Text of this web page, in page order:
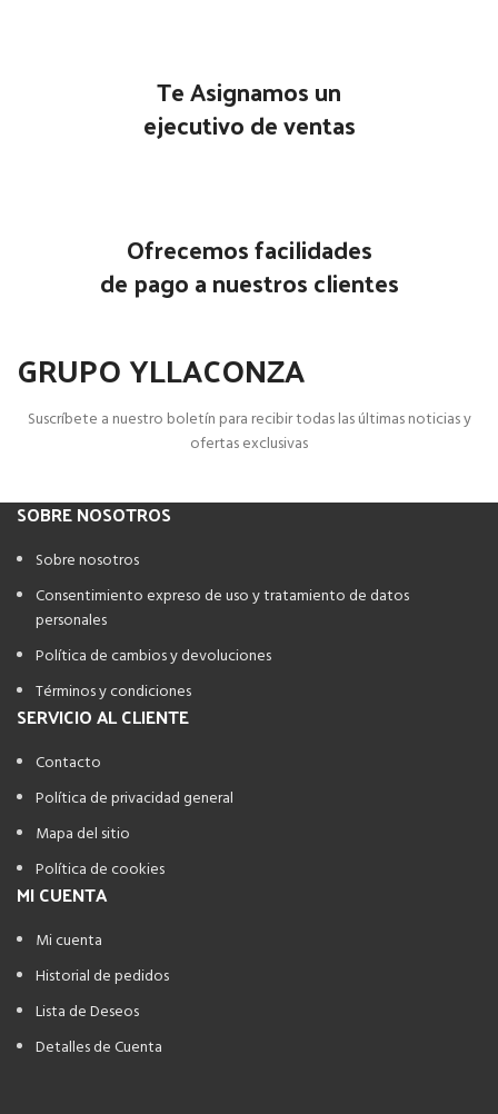
Te Asignamos un
ejecutivo de ventas
Ofrecemos facilidades
de pago a nuestros clientes
GRUPO YLLACONZA
Suscríbete a nuestro boletín para recibir todas las últimas noticias y
ofertas exclusivas
SOBRE NOSOTROS
Sobre nosotros
Consentimiento expreso de uso y tratamiento de datos
personales
Política de cambios y devoluciones
Términos y condiciones
SERVICIO AL CLIENTE
Contacto
Política de privacidad general
Mapa del sitio
Política de cookies
MI CUENTA
Mi cuenta
Historial de pedidos
Lista de Deseos
Detalles de Cuenta